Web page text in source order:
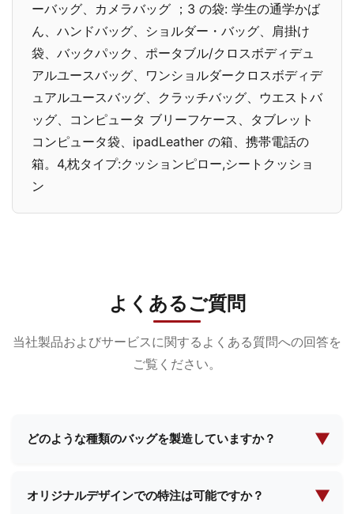
ーバッグ、カメラバッグ ；3 の袋: 学生の通学かば
ん、ハンドバッグ、ショルダー・バッグ、肩掛け
袋、バックパック、ポータブル/クロスボディデュ
アルユースバッグ、ワンショルダークロスボディデ
ュアルユースバッグ、クラッチバッグ、ウエストバ
ッグ、コンピュータ ブリーフケース、タブレット
コンピュータ袋、ipadLeather の箱、携帯電話の
箱。4,枕タイプ:クッションピロー,シートクッショ
ン
よくあるご質問
当社製品およびサービスに関するよくある質問への回答を
ご覧ください。
どのような種類のバッグを製造していますか？ ▼
グ、機能性バッグ、スクールバッグ、ショッピング
オリジナルデザインでの特注は可能ですか？ ▼